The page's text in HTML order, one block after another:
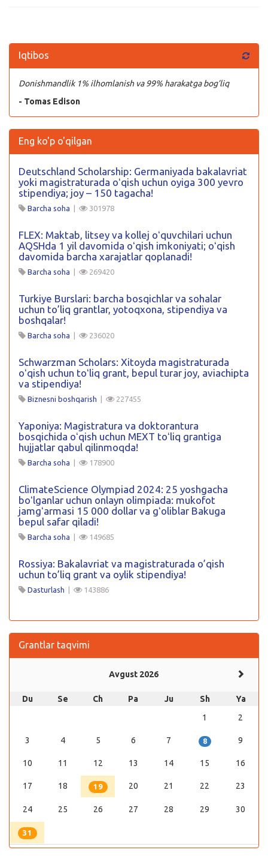
Iqtibos
Donishmandlik 1% ilhomlanish va 99% harakatga bog’liq
- Tomas Edison
Eng ko'p o'qilgan
Deutschland Scholarship: Germaniyada bakalavriat
yoki magistraturada oʻqish uchun oyiga 300 yevro
stipendiya; joy – 150 tagacha!
Barcha soha 301978
FLEX: Maktab, litsey va kollej oʻquvchilari uchun
AQSHda 1 yil davomida oʻqish imkoniyati; oʻqish
davomida barcha xarajatlar qoplanadi!
Barcha soha 269420
Turkiye Burslari: barcha bosqichlar va sohalar
uchun to’liq grantlar, yotoqxona, stipendiya va
boshqalar!
Barcha soha 236020
Schwarzman Scholars: Xitoyda magistraturada
oʻqish uchun toʻliq grant, bepul turar joy, aviachipta
va stipendiya!
Biznesni boshqarish 227455
Yaponiya: Magistratura va doktorantura
bosqichida oʻqish uchun MEXT toʻliq grantiga
hujjatlar qabul qilinmoqda!
Barcha soha 178900
ClimateScience Olympiad 2024: 25 yoshgacha
boʻlganlar uchun onlayn olimpiada: mukofot
jamgʻarmasi 15 000 dollar va gʻoliblar Bakuga
bepul safar qiladi!
Barcha soha 149685
Rossiya: Bakalavriat va magistraturada o’qish
uchun to’liq grant va oylik stipendiya!
Dasturlash 143886
Grantlar taqvimi
Avgust 2026
Du Se Ch Pa Ju Sh
Ya
1
2
3 4 5 6 7 8 9
10 11 12 13 14 15 16
17 18 19 20 21 22 23
24 25 26 27 28 29 30
31